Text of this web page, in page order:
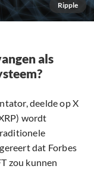
Ripple
als
deelde op X
wordt
dat Forbes
zou kunnen